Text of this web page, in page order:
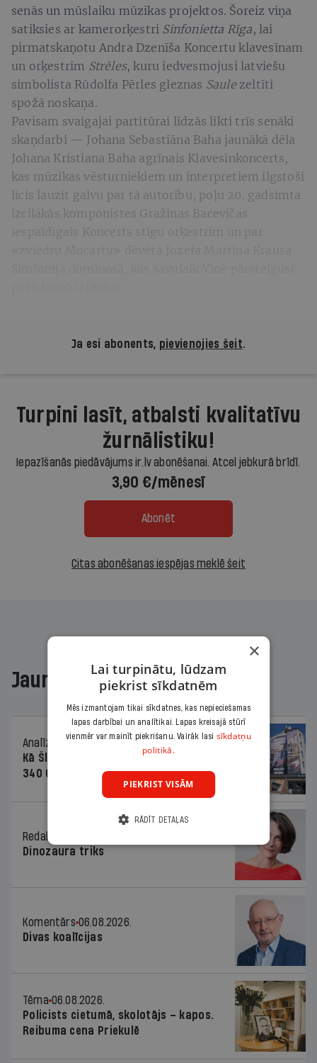
senās un mūslaiku mūzikas projektos. Šoreiz viņa
satiksies ar kamerorķestri Sinfonietta Rīga, lai
pirmatskaņotu Andra Dzenīša Koncertu klavesīnam
un orķestrim Strēles, kuru iedvesmojusi latviešu
simbolista Rūdolfa Pērles gleznas Saulezeltīti
spožā noskaņa.
Pavisam svaigajai partitūrai līdzās likti trīs senāki
skaņdarbi — Johana Sebastiāna Baha jaunākā dēla
Johana Kristiana Baha agrīnais Klavesīnkoncerts,
kas mūzikas vēsturniekiem un interpretiem ilgstoši
licis lauzīt galvu par tā autorību, poļu 20. gadsimta
izcilākās komponistes Gražinas Bacevičas
iespaidīgais Koncerts stīgu orķestrim un par
Ja esi abonents, pievienojies šeit.
Turpini lasīt, atbalsti kvalitatīvu
žurnālistiku!
Iepazīšanās piedāvājums ir.lv abonēšanai. Atcel jebkurā brīdī.
3,90 €/mēnesī
Abonēt
Citas abonēšanas iespējas meklē šeit
Jaunākajā žurnālā
Analīze
06.08.2026.
Kā Šlesera partija palika nesodīta par
340 000 vērtu reklāmas kampaņu
Redaktores sleja
Dinozaura triks
Komentārs 06.08.2026.
Divas koalīcijas
Tēma 06.08.2026.
Policists cietumā, skolotājs – kapos.
Reibuma cena Priekulē
×
Lai turpinātu, lūdzam
piekrist sīkdatnēm
Mēs izmantojam tikai sīkdatnes, kas nepieciešamas
lapas darbībai un analītikai. Lapas kreisajā stūrī
vienmēr var mainīt piekrišanu. Vairāk lasi sīkdatņu
politikā.
PIEKRIST VISĀM
RĀDĪT DETAĻAS